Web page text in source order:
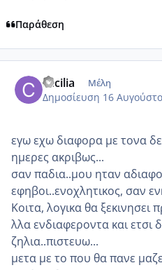
Παράθεση
cecilia Μέλη
Δημοσίευση 16
εγω εχω διαφορα με τονα
ημερες ακριβως...
σαν παδια..μου ηταν
εφηβοι..ενοχλητικος, σαν
Κοιτα, λογικα θα ξεκινησει
λλα ενδιαφεροντα και ετσι
ζηλια..πιστευω...
μετα με το που θα πανε